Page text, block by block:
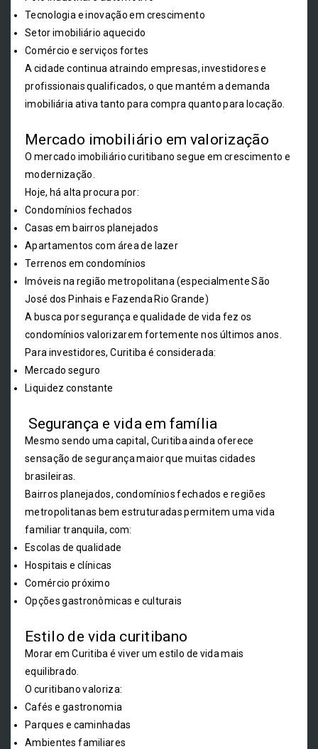
Tecnologia e inovação em crescimento
Setor imobiliário aquecido
Comércio e serviços fortes
A cidade continua atraindo empresas, investidores e
profissionais qualificados, o que mantém a demanda
imobiliária ativa tanto para compra quanto para locação.
Mercado imobiliário em valorização
O mercado imobiliário curitibano segue em crescimento e
modernização.
Hoje, há alta procura por:
Condomínios fechados
Casas em bairros planejados
Apartamentos com área de lazer
Terrenos em condomínios
Imóveis na região metropolitana (especialmente São
José dos Pinhais e Fazenda Rio Grande)
A busca por segurança e qualidade de vida fez os
condomínios valorizarem fortemente nos últimos anos.
Para investidores, Curitiba é considerada:
Mercado seguro
Liquidez constante
Segurança e vida em família
Mesmo sendo uma capital, Curitiba ainda oferece
sensação de segurança maior que muitas cidades
brasileiras.
Bairros planejados, condomínios fechados e regiões
metropolitanas bem estruturadas permitem uma vida
familiar tranquila, com:
Escolas de qualidade
Hospitais e clínicas
Comércio próximo
Opções gastronômicas e culturais
Estilo de vida curitibano
Morar em Curitiba é viver um estilo de vida mais
equilibrado.
O curitibano valoriza:
Cafés e gastronomia
Parques e caminhadas
Ambientes familiares